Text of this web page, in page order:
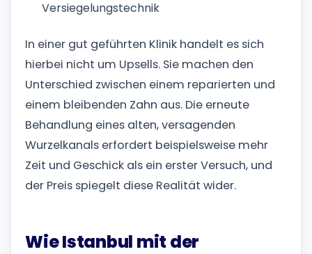
Versiegelungstechnik
In einer gut geführten Klinik handelt es sich
hierbei nicht um Upsells. Sie machen den
Unterschied zwischen einem reparierten und
einem bleibenden Zahn aus. Die erneute
Behandlung eines alten, versagenden
Wurzelkanals erfordert beispielsweise mehr
Zeit und Geschick als ein erster Versuch, und
der Preis spiegelt diese Realität wider.
Wie Istanbul mit der